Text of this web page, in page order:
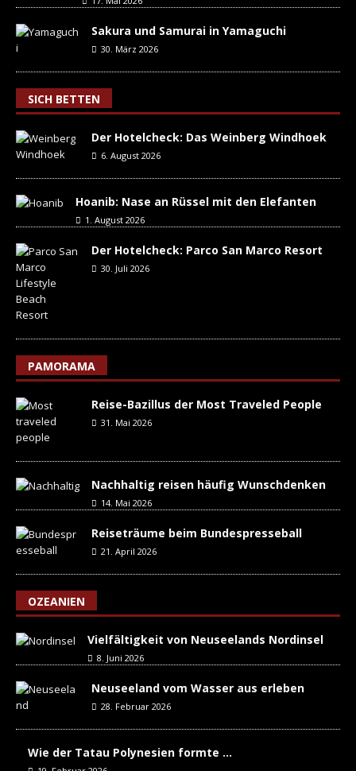
Sakura und Samurai in Yamaguchi
30. März 2026
SICH BETTEN
Der Hotelcheck: Das Weinberg Windhoek
6. August 2026
Hoanib: Nase an Rüssel mit den Elefanten
1. August 2026
Der Hotelcheck: Parco San Marco Resort
30. Juli 2026
PAMORAMA
Reise-Bazillus der Most Traveled People
31. Mai 2026
Nachhaltig reisen häufig Wunschdenken
14. Mai 2026
Reiseträume beim Bundespresseball
21. April 2026
OZEANIEN
Vielfältigkeit von Neuseelands Nordinsel
8. Juni 2026
Neuseeland vom Wasser aus erleben
28. Februar 2026
Wie der Tatau Polynesien formte …